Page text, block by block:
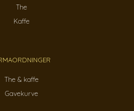
The
Kaffe
The & kaffe
Gavekurve